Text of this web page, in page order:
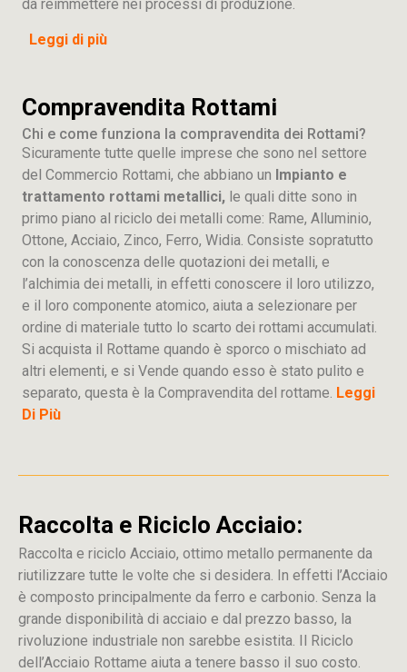
da reimmettere nei processi di produzione.
Leggi di più
Compravendita Rottami
Chi e come funziona la compravendita dei Rottami?
Sicuramente tutte quelle imprese che sono nel settore
del Commercio Rottami, che abbiano un Impianto e
trattamento rottami metallici, le quali ditte sono in
primo piano al riciclo dei metalli come: Rame, Alluminio,
Ottone, Acciaio, Zinco, Ferro, Widia. Consiste sopratutto
con la conoscenza delle quotazioni dei metalli, e
l’alchimia dei metalli, in effetti conoscere il loro utilizzo,
e il loro componente atomico, aiuta a selezionare per
ordine di materiale tutto lo scarto dei rottami accumulati.
Si acquista il Rottame quando è sporco o mischiato ad
altri elementi, e si Vende quando esso è stato pulito e
separato, questa è la Compravendita del rottame. Leggi
Di Più
Raccolta e Riciclo Acciaio:
Raccolta e riciclo Acciaio, ottimo metallo permanente da
riutilizzare tutte le volte che si desidera. In effetti l’Acciaio
è composto principalmente da ferro e carbonio. Senza la
grande disponibilità di acciaio e dal prezzo basso, la
rivoluzione industriale non sarebbe esistita. Il Riciclo
dell’Acciaio Rottame aiuta a tenere basso il suo costo.